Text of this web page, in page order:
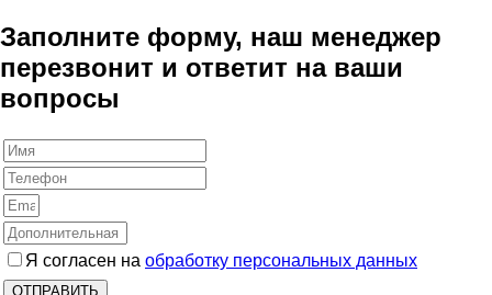
Заполните форму, наш менеджер
перезвонит и ответит на ваши
вопросы
Я согласен на обработку персональных данных